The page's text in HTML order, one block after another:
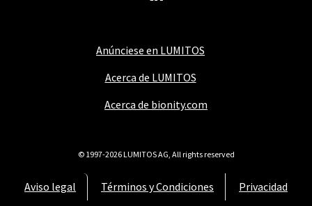
Anúnciese en LUMITOS
Acerca de LUMITOS
Acerca de bionity.com
Aviso legal Términos y Condiciones Privacidad
© 1997-2026 LUMITOS AG, All rights reserved